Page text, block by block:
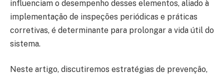
influenciam o desempenho desses elementos, aliado à
implementação de inspeções periódicas e práticas
corretivas, é determinante para prolongar a vida útil do
sistema.
Neste artigo, discutiremos estratégias de prevenção,